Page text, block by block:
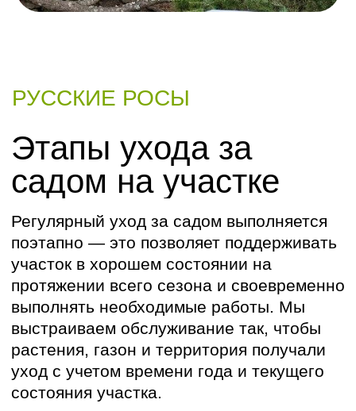
Рассчитать
стоимость ухода за
садом
Рассчитаем стоимость благоустройства участка
с учетом рельефа, грунта и ваших задач и
подскажем оптимальный состав работ
РУССКИЕ РОСЫ